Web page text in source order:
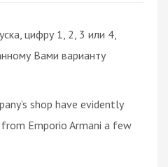
цифру 1, 2, 3 или 4,
Вами варианту
shop have evidently
from Emporio Armani a few